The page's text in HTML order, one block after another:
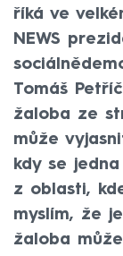
říká ve
NEWS
Tomáš
žaloba ze
může
kdy se
z oblasti,
myslím, že
žaloba